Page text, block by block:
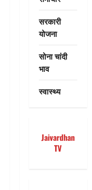
सरकारी
योजना
सोना चांदी
भाव
स्वास्थ्य
Jaivardhan
TV